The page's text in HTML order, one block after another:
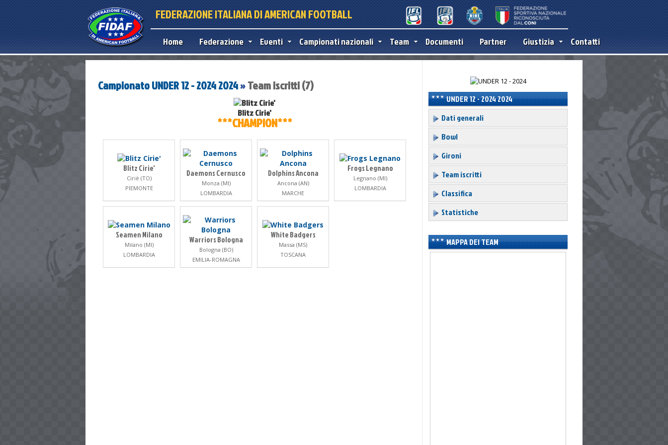
FEDERAZIONE ITALIANA DI AMERICAN FOOTBALL
Home Federazione Eventi Campionati nazionali Team Documenti Partner Giustizia Contatti
Campionato UNDER 12 - 2024 2024»Team iscritti (7)
Blitz Cirie'
***CHAMPION***
Blitz Cirie'
Ciriè (TO)
PIEMONTE
Daemons Cernusco
Monza (MI)
LOMBARDIA
Dolphins Ancona
Ancona (AN)
MARCHE
Frogs Legnano
Legnano (MI)
LOMBARDIA
Seamen Milano
Milano (MI)
LOMBARDIA
Warriors Bologna
Bologna (BO)
EMILIA-ROMAGNA
White Badgers
Massa (MS)
TOSCANA
UNDER 12 - 2024 2024
Dati generali
Bowl
Gironi
Team iscritti
Classifica
Statistiche
MAPPA DEI TEAM